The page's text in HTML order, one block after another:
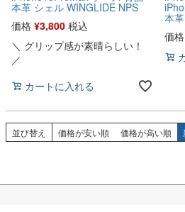
本革 シェル WINGLIDE NPS
価格 ¥3,800 税込
＼ グリップ感が素晴らしい！
／
カートに入れる
本
価格
並び替え 価格が安い順 価格が高い順